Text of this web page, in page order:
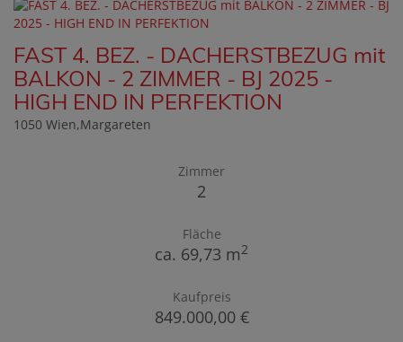
FAST 4. BEZ. - DACHERSTBEZUG mit
BALKON - 2 ZIMMER - BJ 2025 -
HIGH END IN PERFEKTION
1050 Wien,Margareten
Zimmer
2
Fläche
ca. 69,73 m2
Kaufpreis
849.000,00 €